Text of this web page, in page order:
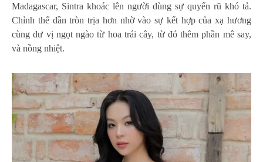
Madagascar, Sintra khoác lên người dùng sự quyến rũ khó tả.
Chỉnh thể dần tròn trịa hơn nhờ vào sự kết hợp của xạ hương
cùng dư vị ngọt ngào từ hoa trái cây, từ đó thêm phần mê say,
và nồng nhiệt.